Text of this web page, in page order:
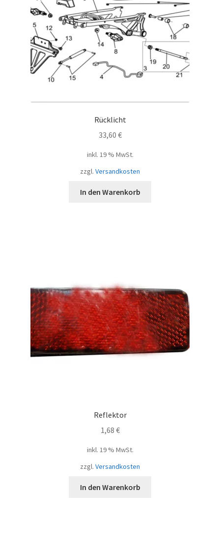
Rücklicht
33,60 €
inkl. 19 % MwSt.
zzgl. Versandkosten
In den Warenkorb
Reflektor
1,68 €
inkl. 19 % MwSt.
zzgl. Versandkosten
In den Warenkorb